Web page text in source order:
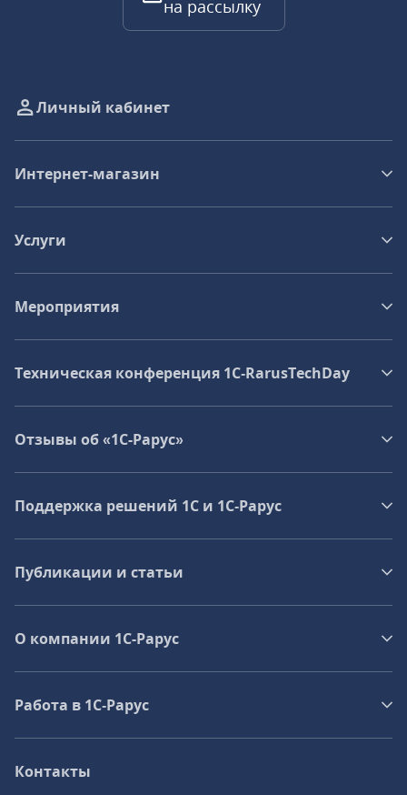
на рассылку
Личный кабинет
Интернет-магазин
Услуги
Мероприятия
Техническая конференция 1C‑RarusTechDay
Отзывы об «1С-Рарус»
Поддержка решений 1С и 1С‑Рарус
Публикации и статьи
О компании 1C-Рарус
Работа в 1С‑Рарус
Контакты